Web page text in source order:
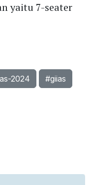
yaitu 7-seater
2024 #giias